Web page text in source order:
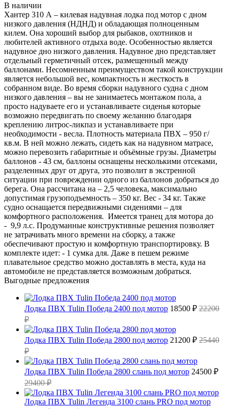
В наличии
Хантер 310 А – килевая надувная лодка под мотор с дном
низкого давления (НДНД) и обладающая полноценным
килем. Она хороший выбор для рыбаков, охотников и
любителей активного отдыха воде. Особенностью является
надувное дно низкого давления. Надувное дно представляет
отдельный герметичный отсек, размещенный между
баллонами. Несомненным преимуществом такой конструкции
является небольшой вес, компактность и жесткость в
собранном виде. Во время сборки надувного судна с дном
низкого давления – вы не занимаетесь монтажом пола, а
просто надуваете его и устанавливаете сиденья которые
возможно передвигать по своему желанию благодаря
креплению литрос-ликпаз и устанавливаете при
необходимости - весла. Плотность материала ПВХ – 950 г/
кв.м. В ней можно лежать, сидеть как на надувном матрасе,
можно перевозить габаритные и объёмные грузы. Диаметры
баллонов - 43 см, баллоны оснащены несколькими отсеками,
разделенных друг от друга, это позволит в экстренной
ситуации при повреждении одного из баллонов добраться до
берега. Она рассчитана на – 2,5 человека, максимально
допустимая грузоподъемность – 350 кг. Вес - 34 кг. Также
судно оснащается передвижными сидениями – для
комфортного расположения. Имеется транец для мотора до
- 9,9 л.с. Продуманные конструктивные решения позволяет
не затрачивать много времени на сборку, а также
обеспечивают простую и комфортную транспортировку. В
комплекте идет: - 1 сумка для. Даже в пешем режиме
плавательное средство можно доставлять в места, куда на
автомобиле не представляется возможным добраться.
Выгодные предложения
Лодка ПВХ Tulin Победа 2400 под мотор 18500 ₽ 22200
₽
Лодка ПВХ Tulin Победа 2800 под мотор 21200 ₽ 25440
₽
Лодка ПВХ Tulin Победа 2800 слань под мотор 24500 ₽
29400 ₽
Лодка ПВХ Tulin Легенда 3100 слань PRO под мотор